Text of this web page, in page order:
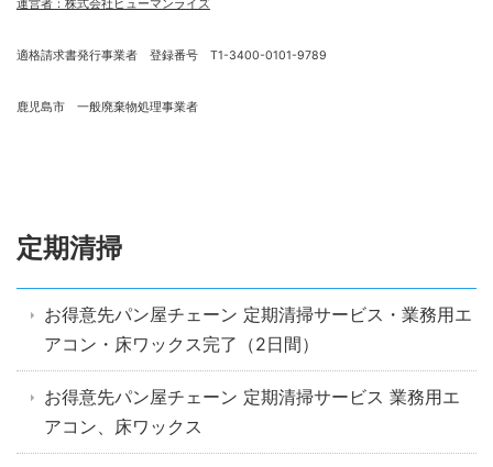
運営者：株式会社ヒューマンライズ
適格請求書発行事業者 登録番号 T1-3400-0101-9789
鹿児島市 一般廃棄物処理事業者
定期清掃
お得意先パン屋チェーン 定期清掃サービス・業務用エ
アコン・床ワックス完了（2日間）
お得意先パン屋チェーン 定期清掃サービス 業務用エ
アコン、床ワックス